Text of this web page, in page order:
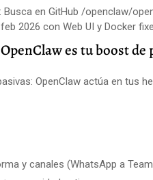
Busca en GitHub /openclaw/
2026 con Web UI y Docker
es tu boost
OpenClaw actúa en tus
y canales (WhatsApp a